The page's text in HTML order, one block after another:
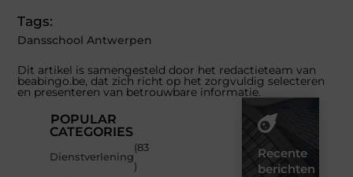
Tags:
Dansschool Antwerpen
Dit artikel is samengesteld door het redactieteam van
beabingo.be, dat zich richt op het zorgvuldig selecteren
en presenteren van betrouwbare informatie.
POPULAR
CATEGORIES
Dienstverlening
(83
)
Recente
berichten